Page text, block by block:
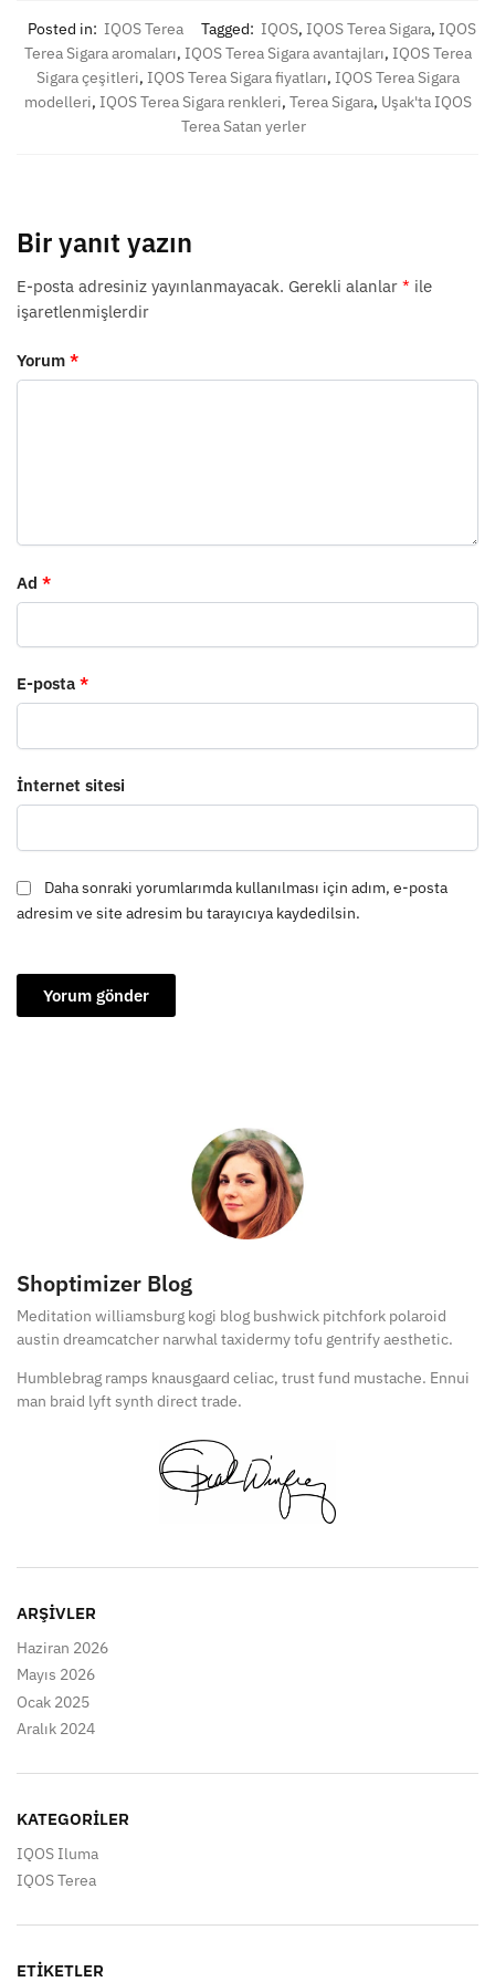
Posted in: IQOS Terea Tagged: IQOS, IQOS Terea Sigara, IQOS
Terea Sigara aromaları, IQOS Terea Sigara avantajları, IQOS Terea
Sigara çeşitleri, IQOS Terea Sigara fiyatları, IQOS Terea Sigara
modelleri, IQOS Terea Sigara renkleri, Terea Sigara, Uşak'ta IQOS
Terea Satan yerler
Bir yanıt yazın
E-posta adresiniz yayınlanmayacak. Gerekli alanlar * ile
işaretlenmişlerdir
Yorum *
Ad *
E-posta *
İnternet sitesi
Daha sonraki yorumlarımda kullanılması için adım, e-posta
adresim ve site adresim bu tarayıcıya kaydedilsin.
Shoptimizer Blog
Meditation williamsburg kogi blog bushwick pitchfork polaroid
austin dreamcatcher narwhal taxidermy tofu gentrify aesthetic.
Humblebrag ramps knausgaard celiac, trust fund mustache. Ennui
man braid lyft synth direct trade.
ARŞIVLER
Haziran 2026
Mayıs 2026
Ocak 2025
Aralık 2024
KATEGORILER
IQOS Iluma
IQOS Terea
ETIKETLER